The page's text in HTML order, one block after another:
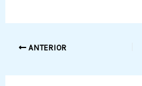
ANTERIOR